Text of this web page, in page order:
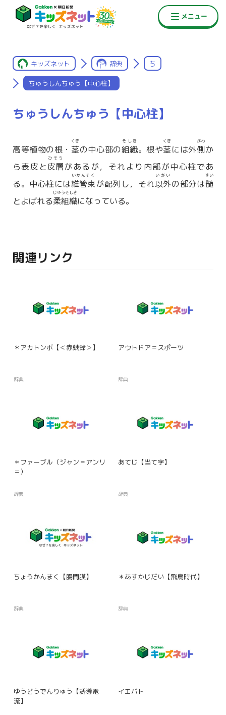
キッズネット 辞典 ち
ちゅうしんちゅう【中心柱】
ちゅうしんちゅう【中心柱】
高等植物の根・ 茎
くき
の中心部の組織
そしき
。根や茎
くき
には外側
がわ
か
ら表皮と皮層
ひそう
があるが，それより内部が中心柱であ
る。中心柱には維管束
いかんそく
が配列し，それ以外
いがい
の部分は髄
ずい
とよばれる柔組織
じゅうそしき
になっている。
関連リンク
＊アカトンボ【＜赤蜻蛉＞】
辞典
アウトドア＝スポーツ
辞典
＊ファーブル（ジャン＝アンリ
＝）
辞典
あてじ【当て字】
辞典
ちょうかんまく【腸間膜】
辞典
＊あすかじだい【飛鳥時代】
辞典
ゆうどうでんりゅう【誘導電
流】
イエバト